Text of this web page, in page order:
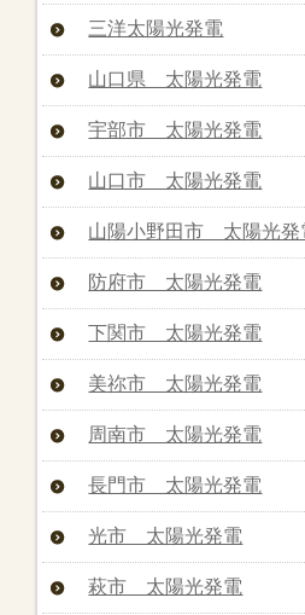
三洋太陽光発電
山口県 太陽光発電
宇部市 太陽光発電
山口市 太陽光発電
山陽小野田市 太陽光発
防府市 太陽光発電
下関市 太陽光発電
美祢市 太陽光発電
周南市 太陽光発電
長門市 太陽光発電
光市 太陽光発電
萩市 太陽光発電